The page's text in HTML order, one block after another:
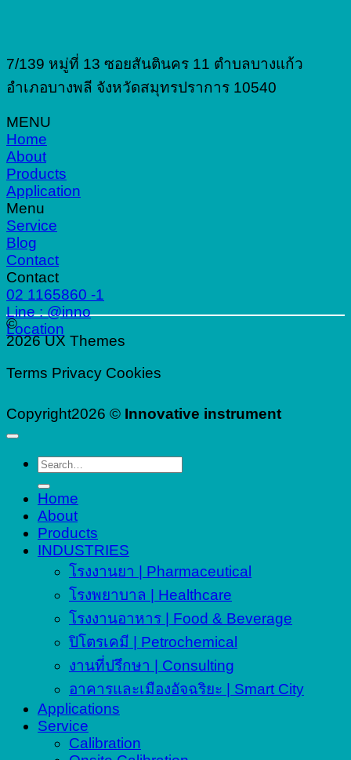
7/139 หมู่ที่ 13 ซอยสันตินคร 11 ตำบลบางแก้ว
อำเภอบางพลี จังหวัดสมุทรปราการ 10540
MENU
Home
About
Products
Application
Menu
Service
Blog
Contact
Contact
02 1165860 -1
Line : @inno
Location
©
2026 UX Themes
Terms Privacy Cookies
Copyright2026 © Innovative instrument
Search
Home
About
Products
INDUSTRIES
โรงงานยา | Pharmaceutical
โรงพยาบาล | Healthcare
โรงงานอาหาร | Food & Beverage
ปิโตรเคมี | Petrochemical
งานที่ปรึกษา | Consulting
อาคารและเมืองอัจฉริยะ | Smart City
Applications
Service
Calibration